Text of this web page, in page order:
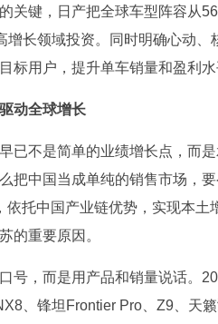
关键，日产把全球车型阵容从
增长领域投资。同时明确心动
标用户，提升单车销量和盈利
动全球增长
已不是简单的业绩增长点，而
把中国当成单纯的销售市场，
依托中国产业链优势，实现本
的重要原因。
号，而是用产品和销量说话。
、锋坦Frontier Pro、Z9、天